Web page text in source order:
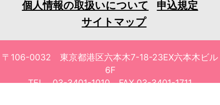
個人情報の取扱いについて
申込規定
サイトマップ
〒106-0032 東京都港区六本木7-18-23EX六本木ビル
6F
TEL 03-3401-1010 FAX 03-3401-1711